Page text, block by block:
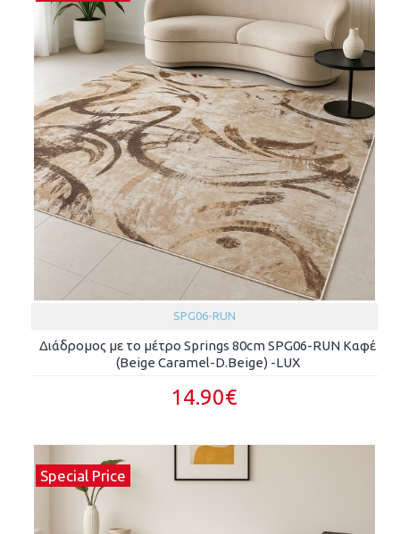
SPG06-RUN
Διάδρομος με το μέτρο Springs 80cm SPG06-RUN Καφέ
(Beige Caramel-D.Beige) -LUX
14.90€
Special Price